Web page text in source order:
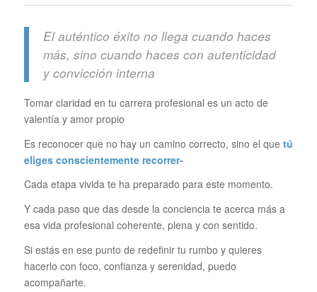
El auténtico éxito no llega cuando haces
más, sino cuando haces con autenticidad
y convicción interna
Tomar claridad en tu carrera profesional es un acto de
valentía y amor propio
Es reconocer que no hay un camino correcto, sino el que tú
eliges conscientemente recorrer-
Cada etapa vivida te ha preparado para este momento.
Y cada paso que das desde la conciencia te acerca más a
esa vida profesional coherente, plena y con sentido.
Si estás en ese punto de redefinir tu rumbo y quieres
hacerlo con foco, confianza y serenidad, puedo
acompañarte.